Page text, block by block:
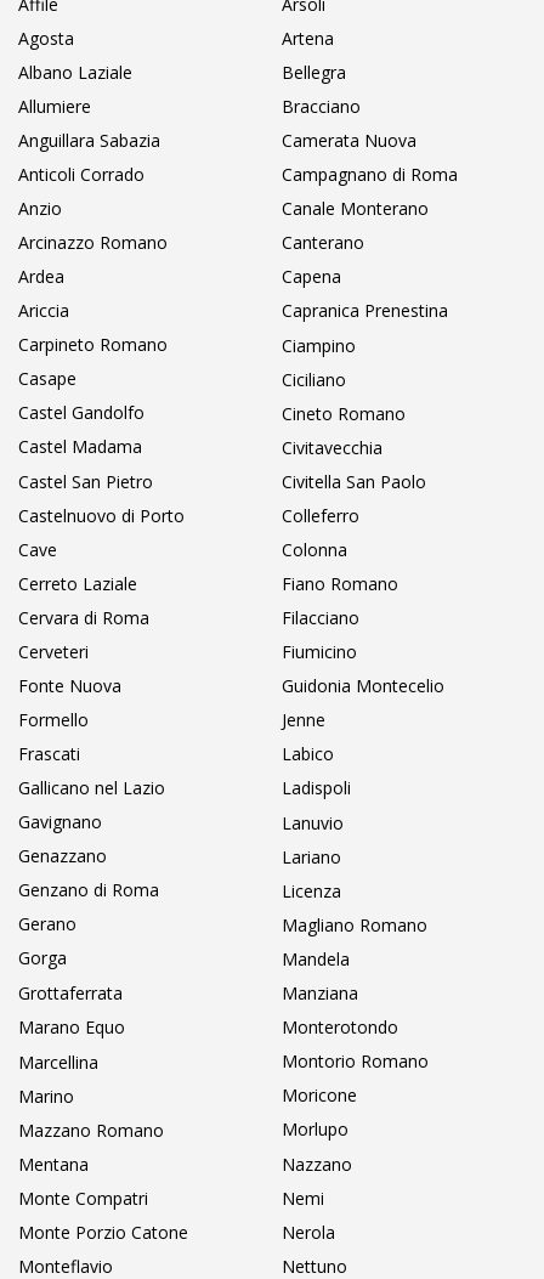
Agosta
Albano Laziale
Allumiere
Anguillara Sabazia
Anticoli Corrado
Anzio
Arcinazzo Romano
Ardea
Ariccia
Artena
Bellegra
Bracciano
Camerata Nuova
Campagnano di Roma
Canale Monterano
Canterano
Capena
Capranica Prenestina
Carpineto Romano
Casape
Castel Gandolfo
Castel Madama
Castel San Pietro
Castelnuovo di Porto
Cave
Cerreto Laziale
Cervara di Roma
Cerveteri
Ciampino
Ciciliano
Cineto Romano
Civitavecchia
Civitella San Paolo
Colleferro
Colonna
Fiano Romano
Filacciano
Fiumicino
Fonte Nuova
Formello
Frascati
Gallicano nel Lazio
Gavignano
Genazzano
Genzano di Roma
Gerano
Gorga
Grottaferrata
Guidonia Montecelio
Jenne
Labico
Ladispoli
Lanuvio
Lariano
Licenza
Magliano Romano
Mandela
Manziana
Marano Equo
Marcellina
Marino
Mazzano Romano
Mentana
Monte Compatri
Monte Porzio Catone
Monteflavio
Monterotondo
Montorio Romano
Moricone
Morlupo
Nazzano
Nemi
Nerola
Nettuno